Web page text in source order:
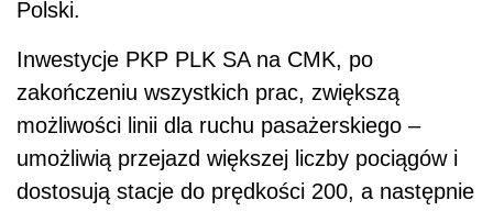
Polski.
Inwestycje PKP PLK SA na CMK, po
zakończeniu wszystkich prac, zwiększą
możliwości linii dla ruchu pasażerskiego –
umożliwią przejazd większej liczby pociągów i
dostosują stacje do prędkości 200, a następnie